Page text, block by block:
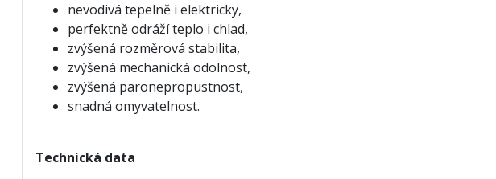
nevodivá tepelně i elektricky,
perfektně odráží teplo i chlad,
zvýšená rozměrová stabilita,
zvýšená mechanická odolnost,
zvýšená paronepropustnost,
snadná omyvatelnost.
Technická data